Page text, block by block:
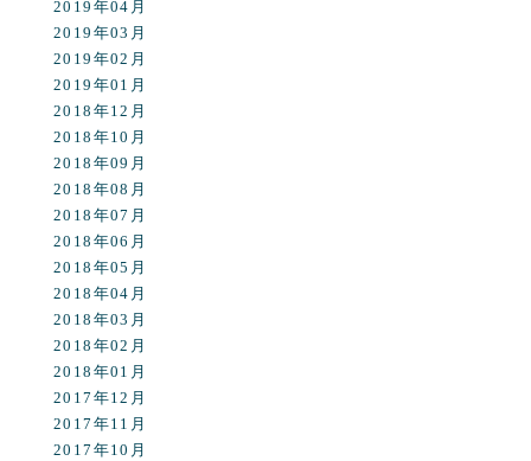
2019年04月
2019年03月
2019年02月
2019年01月
2018年12月
2018年10月
2018年09月
2018年08月
2018年07月
2018年06月
2018年05月
2018年04月
2018年03月
2018年02月
2018年01月
2017年12月
2017年11月
2017年10月